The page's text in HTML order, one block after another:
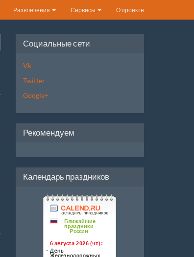
Развлечения Сервисы О проекте
Социальные сети
Vk
Twitter
Google+
Рекомендуем
Календарь праздников